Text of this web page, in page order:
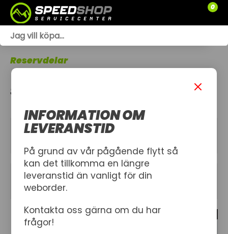
0
SLÄPVAGNAR
Reservdelar
SNÖSKOTER VERKTYG
KATEGORIER
FILTER
INFORMATION OM
LEVERANSTID
På grund av vår pågående flytt så
kan det tillkomma en längre
leveranstid än vanligt för din
weborder.
Kontakta oss gärna om du har
frågor!